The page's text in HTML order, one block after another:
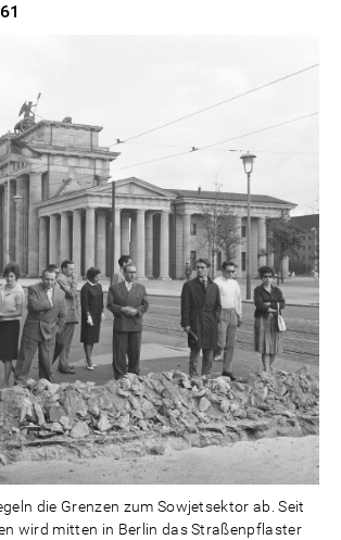
die Grenzen zum Sowjetsektor ab. Seit
wird mitten in Berlin das Straßenpflaster